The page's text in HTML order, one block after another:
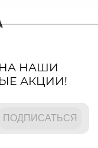
НАШИ
АКЦИИ!